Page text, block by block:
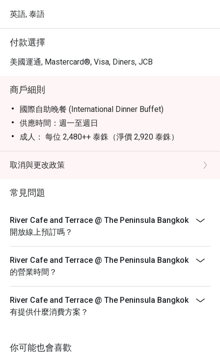
英語, 泰語
付款選擇
美國運通, Mastercard®, Visa, Diners, JCB
商戶細則
國際自助晚餐 (International Dinner Buffet)
供應時間：週一至週日
成人： 每位 2,480++ 泰銖（淨價 2,920 泰銖）
兒童 (6-11 歲)： 每位 1,240++ 泰銖（淨價 1,460 泰
銖）
冰鎮海鮮： 花蟹、青口貝、虎蝦、生蠔、壽司及生魚
每日燒烤： 戰斧牛排、大頭蝦、菲力牛排。
現切餐台： 戰斧牛排、煙燻豬肩肉、楓糖醃燻火腿。
每日輪換菜色： 威靈頓鮭魚、鹽烤安達曼鱸魚、冷盤與
起司、素食料理及各式甜點、冰淇淋。
特定日期供應。自助餐不包含飲用水或其他飲料。
條款與細則
費，除非特別註明。
取消與更改政策
常見問題
River Cafe and Terrace @ The Peninsula Bangkok
開放線上預訂嗎？
River Cafe and Terrace @ The Peninsula Bangkok
的營業時間？
River Cafe and Terrace @ The Peninsula Bangkok
有提供什麼消費方案？
你可能也會喜歡